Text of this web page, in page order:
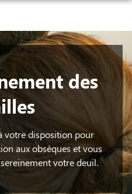
des
votre disposition pour
aux obsèques et vous
votre deuil.